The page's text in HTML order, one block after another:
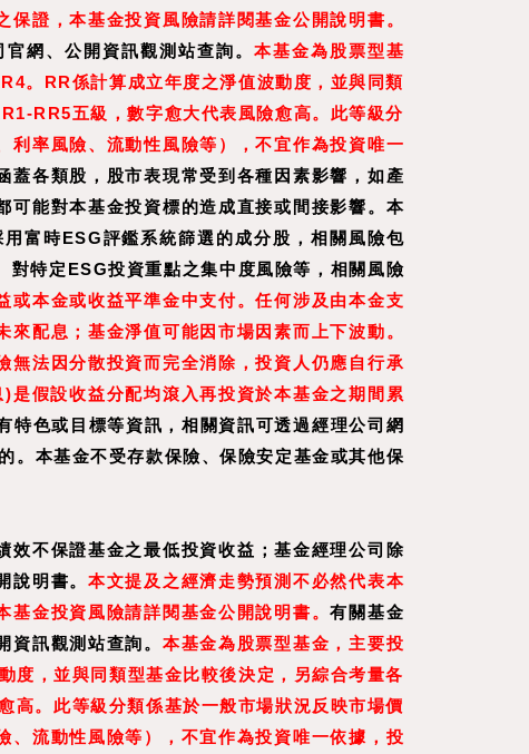
證，本基金投資風險請詳閱基金公開說明書。
網、公開資訊觀測站查詢。 本基金為股票型基
。RR係計算成立年度之淨值波動度，並與同類
RR5五級，數字愈大代表風險愈高。此等級分
利率風險、流動性風險等），不宜作為投資唯一
蓋各類股，股市表現常受到各種因素影響，如產
可能對本基金投資標的造成直接或間接影響。本
富時ESG評鑑系統篩選的成分股，相關風險包
對特定ESG投資重點之集中度風險等，相關風險
或本金或收益平準金中支付。任何涉及由本金支
配息；基金淨值可能因市場因素而上下波動。
無法因分散投資而完全消除，投資人仍應自行承
)是假設收益分配均滾入再投資於本基金之期間累
特色或目標等資訊，相關資訊可透過經理公司網
本基金不受存款保險、保險安定基金或其他保
效不保證基金之最低投資收益；基金經理公司除
說明書。 本文提及之經濟走勢預測不必然代表本
基金投資風險請詳閱基金公開說明書。有關基金
訊觀測站查詢。 本基金為股票型基金，主要投
度，並與同類型基金比較後決定，另綜合考量各
高。此等級分類係基於一般市場狀況反映市場價
、流動性風險等），不宜作為投資唯一依據，投